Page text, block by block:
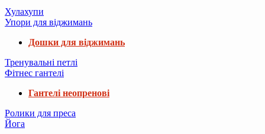
Хулахупи
Упори для віджимань
Дошки для віджимань
Тренувальні петлі
Фітнес гантелі
Гантелі неопренові
Ролики для преса
Йога